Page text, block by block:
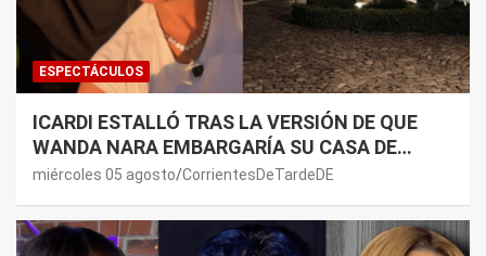
ESPECTÁCULOS
ICARDI ESTALLÓ TRAS LA VERSIÓN DE QUE
WANDA NARA EMBARGARÍA SU CASA DE
NORDELTA: “NECESITAN RASCAR DE ALGÚN
miércoles 05 agosto CorrientesDeTardeDE